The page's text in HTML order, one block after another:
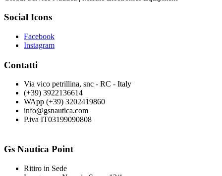
Social Icons
Facebook
Instagram
Contatti
Via vico petrillina, snc - RC - Italy
(+39) 3922136614
WApp (+39) 3202419860
info@gsnautica.com
P.iva IT03199090808
Gs Nautica Point
Ritiro in Sede